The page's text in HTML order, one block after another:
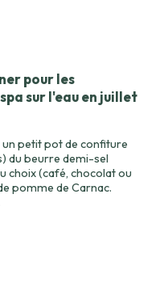
pour les
sur l'eau en juillet
petit pot de confiture
du beurre demi-sel
choix (café, chocolat ou
pomme de Carnac.